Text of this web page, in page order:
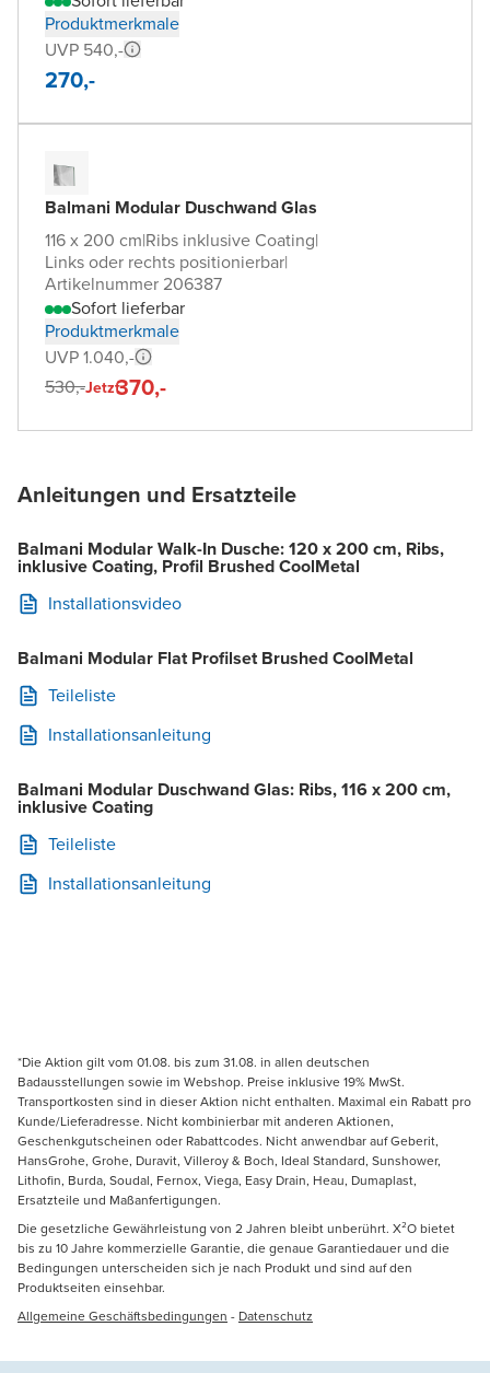
Produktmerkmale
UVP 540,-
270,-
Balmani Modular Duschwand Glas
116 x 200 cm|Ribs inklusive Coating|
Links oder rechts positionierbar|
Artikelnummer 206387
Sofort lieferbar
Produktmerkmale
UVP 1.040,-
530,-Jetzt370,-
Anleitungen und Ersatzteile
Balmani Modular Walk-In Dusche: 120 x 200 cm, Ribs,
inklusive Coating, Profil Brushed CoolMetal
Installationsvideo
Balmani Modular Flat Profilset Brushed CoolMetal
Teileliste
Installationsanleitung
Balmani Modular Duschwand Glas: Ribs, 116 x 200 cm,
inklusive Coating
Teileliste
Installationsanleitung
*Die Aktion gilt vom 01.08. bis zum 31.08. in allen deutschen
Badausstellungen sowie im Webshop. Preise inklusive 19% MwSt.
Transportkosten sind in dieser Aktion nicht enthalten. Maximal ein Rabatt pro
Kunde/Lieferadresse. Nicht kombinierbar mit anderen Aktionen,
Geschenkgutscheinen oder Rabattcodes. Nicht anwendbar auf Geberit,
HansGrohe, Grohe, Duravit, Villeroy & Boch, Ideal Standard, Sunshower,
Lithofin, Burda, Soudal, Fernox, Viega, Easy Drain, Heau, Dumaplast,
Ersatzteile und Maßanfertigungen.
Die gesetzliche Gewährleistung von 2 Jahren bleibt unberührt. X²O bietet
bis zu 10 Jahre kommerzielle Garantie, die genaue Garantiedauer und die
Bedingungen unterscheiden sich je nach Produkt und sind auf den
Produktseiten einsehbar.
Allgemeine Geschäftsbedingungen - Datenschutz